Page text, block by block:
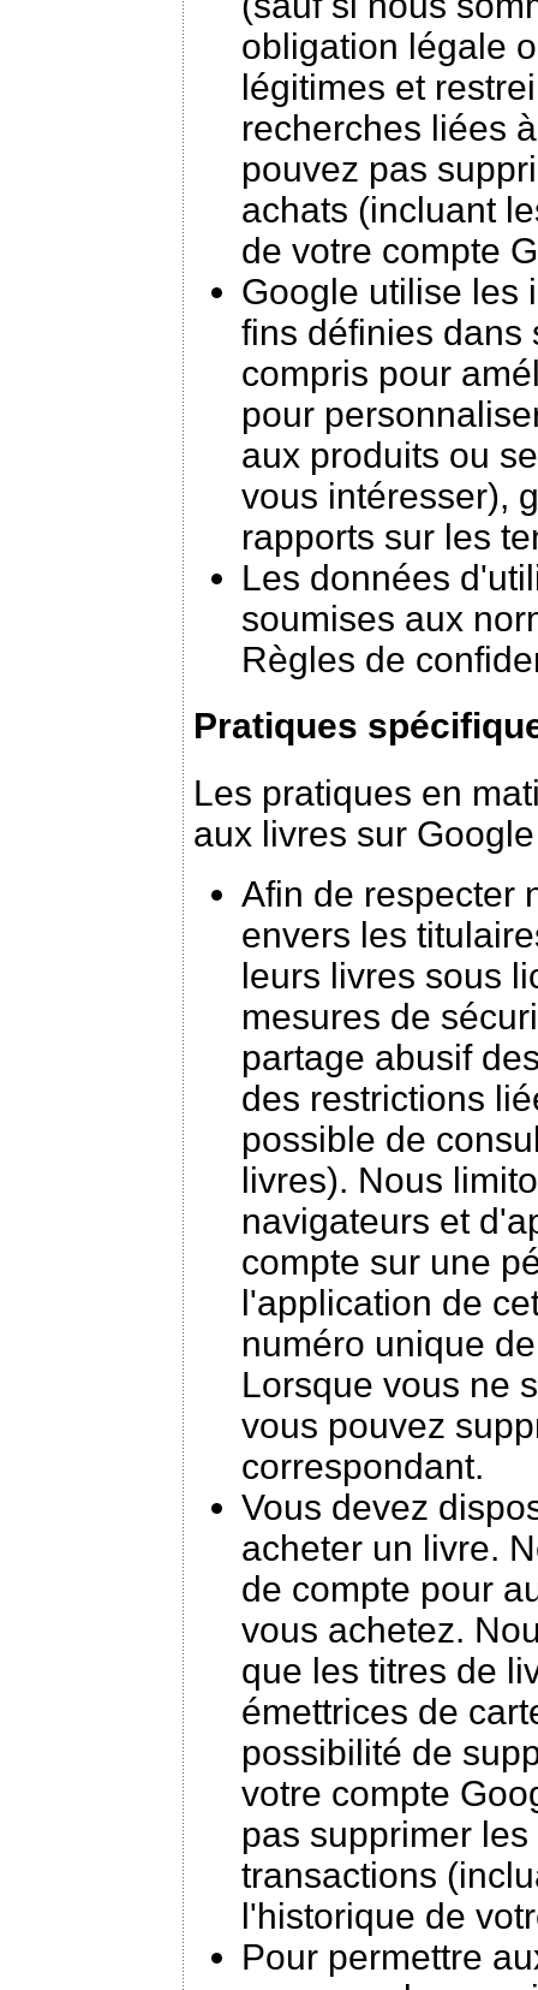
obligation légale
légitimes et
recherches liées
pouvez pas
achats (incluant
de votre compte
Google utilise les
fins définies dans
compris pour
pour
aux produits ou
vous intéresser),
rapports sur les
Les données
soumises aux
Règles de
Pratiques
Les pratiques en
aux livres sur
Afin de respecter
envers les
leurs livres sous
mesures de
partage abusif
des restrictions
possible de
livres). Nous
navigateurs et
compte sur une
l'application de
numéro unique
Lorsque vous ne
vous pouvez
correspondant.
Vous devez
acheter un livre.
de compte pour
vous achetez.
que les titres de
émettrices de
possibilité de
votre compte
pas supprimer
transactions
l'historique de
Pour permettre